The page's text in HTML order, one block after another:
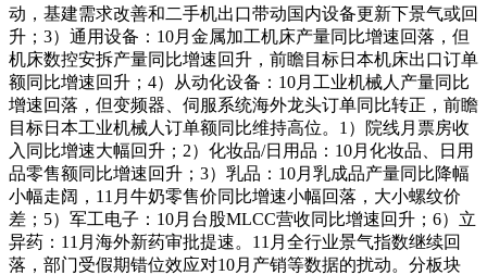
动，基建需求改善和二手机出口带动国内设备更新下景气或回
升；3）通用设备：10月金属加工机床产量同比增速回落，但
机床数控安拆产量同比增速回升，前瞻目标日本机床出口订单
额同比增速回升；4）从动化设备：10月工业机械人产量同比
增速回落，但变频器、伺服系统海外龙头订单同比转正，前瞻
目标日本工业机械人订单额同比维持高位。1）院线月票房收
入同比增速大幅回升；2）化妆品/日用品：10月化妆品、日用
品零售额同比增速回升；3）乳品：10月乳成品产量同比降幅
小幅走阔，11月牛奶零售价同比增速小幅回落，大小螺纹价
差；5）军工电子：10月台股MLCC营收同比增速回升；6）立
异药：11月海外新药审批提速。11月全行业景气指数继续回
落，部门受假期错位效应对10月产销等数据的扰动。分板块